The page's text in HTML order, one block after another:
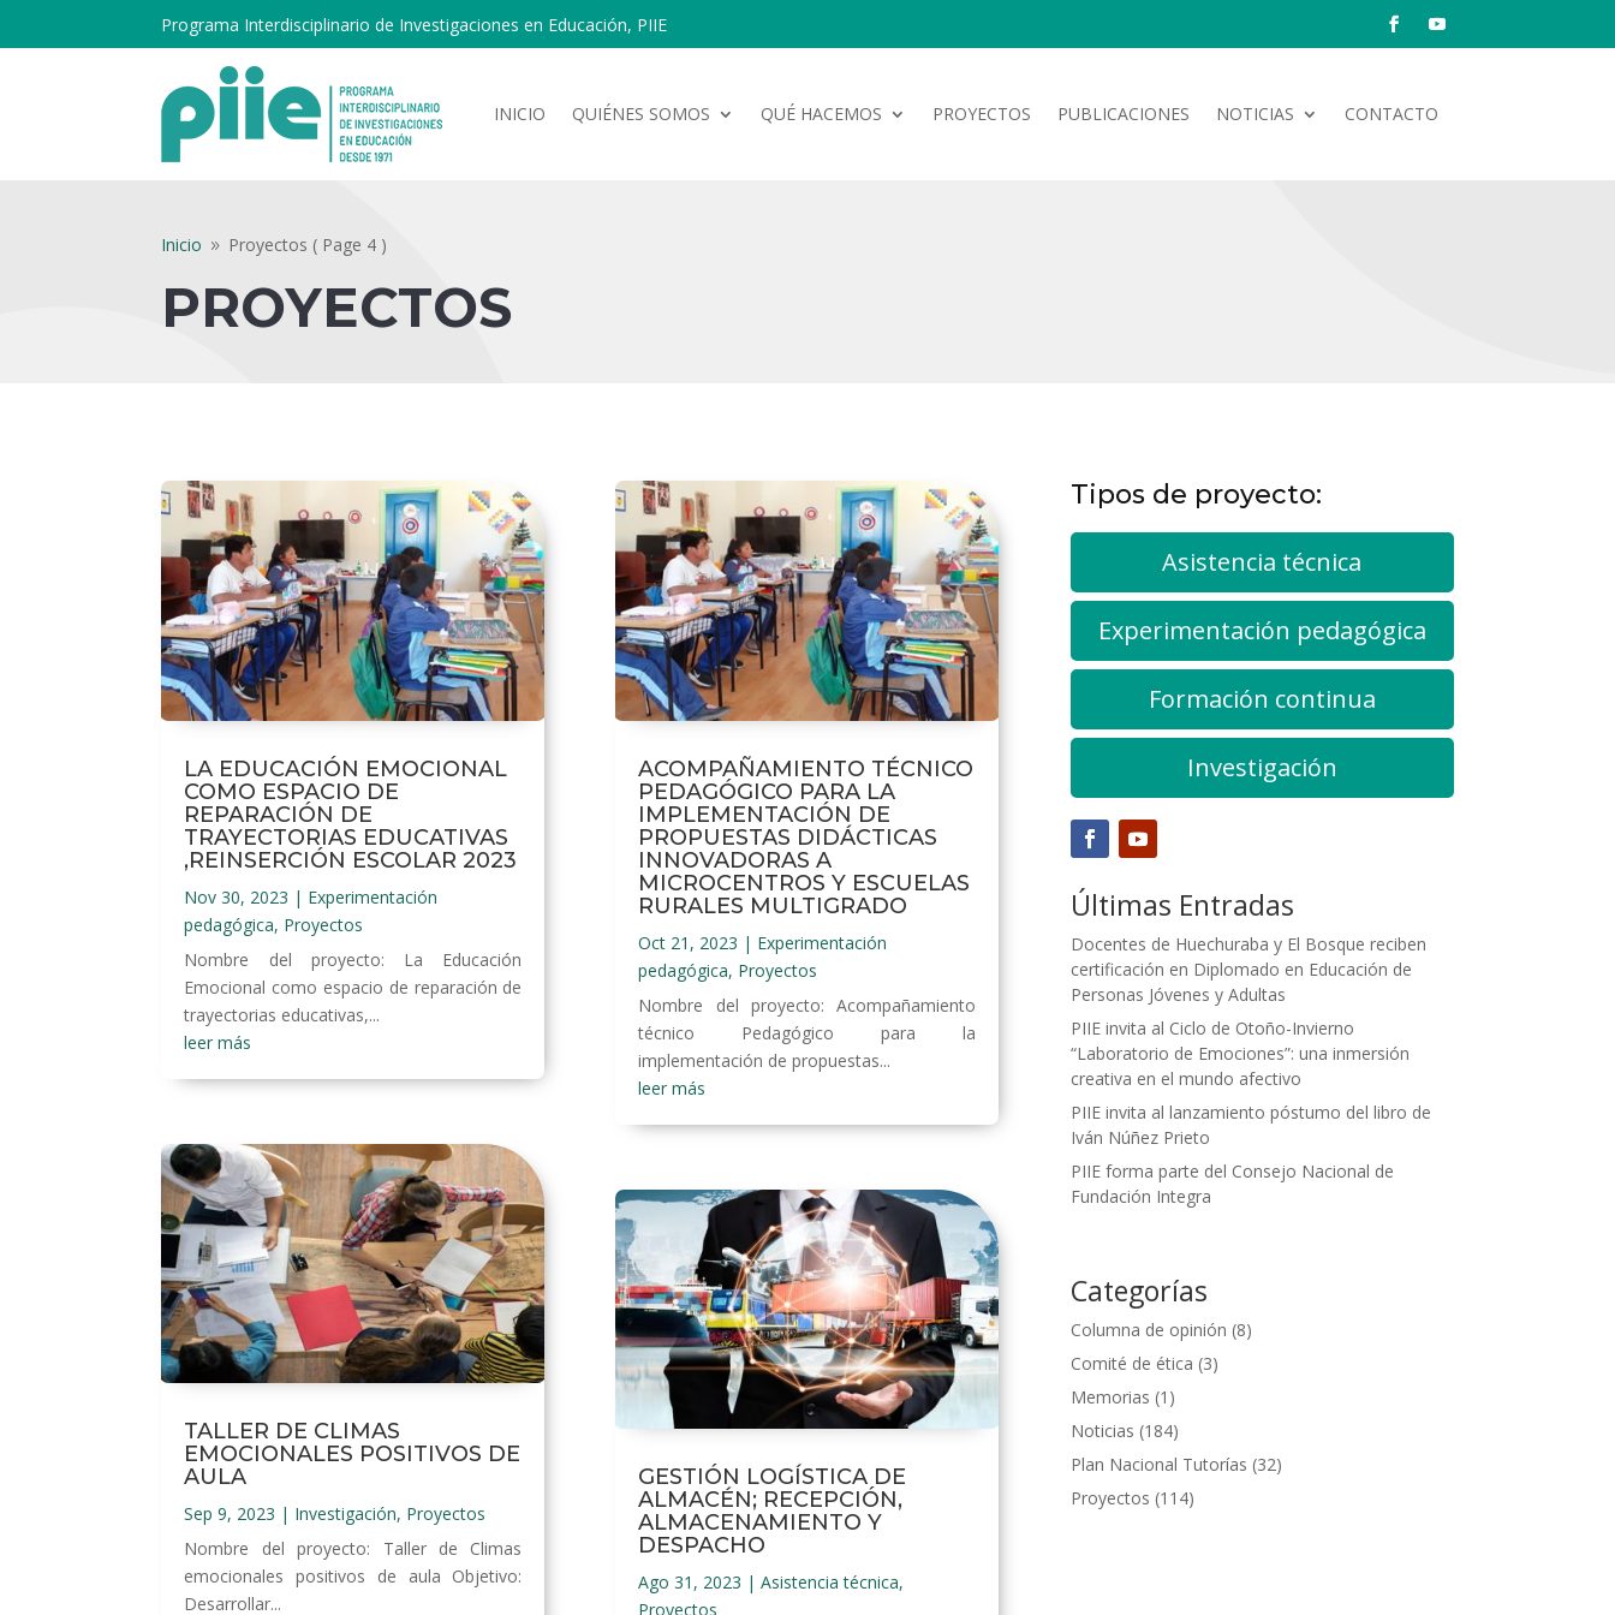
Programa Interdisciplinario de Investigaciones en Educación, PIIE
INICIO QUIÉNES SOMOS QUÉ HACEMOS PROYECTOS PUBLICACIONES NOTICIAS CONTACTO
Inicio 9 Proyectos ( Page 4 )
PROYECTOS
LA EDUCACIÓN EMOCIONAL
COMO ESPACIO DE
REPARACIÓN DE
TRAYECTORIAS EDUCATIVAS
,REINSERCIÓN ESCOLAR 2023
Nov 30, 2023 | Experimentación
pedagógica, Proyectos
Nombre del proyecto: La Educación
Emocional como espacio de reparación de
trayectorias educativas,...
leer más
TALLER DE CLIMAS
EMOCIONALES POSITIVOS DE
AULA
Sep 9, 2023 | Investigación, Proyectos
Nombre del proyecto: Taller de Climas
emocionales positivos de aula Objetivo:
Desarrollar...
ACOMPAÑAMIENTO TÉCNICO
PEDAGÓGICO PARA LA
IMPLEMENTACIÓN DE
PROPUESTAS DIDÁCTICAS
INNOVADORAS A
MICROCENTROS Y ESCUELAS
RURALES MULTIGRADO
Oct 21, 2023 | Experimentación
pedagógica, Proyectos
Nombre del proyecto: Acompañamiento
técnico Pedagógico para la
implementación de propuestas...
leer más
GESTIÓN LOGÍSTICA DE
ALMACÉN; RECEPCIÓN,
ALMACENAMIENTO Y
DESPACHO
Ago 31, 2023 |Asistencia técnica,
Proyectos
Tipos de proyecto:
Asistencia técnica
Experimentación pedagógica
Formación continua
Investigación
Últimas Entradas
Docentes de Huechuraba y El Bosque reciben
certificación en Diplomado en Educación de
Personas Jóvenes y Adultas
PIIE invita al Ciclo de Otoño-Invierno
“Laboratorio de Emociones”: una inmersión
creativa en el mundo afectivo
PIIE invita al lanzamiento póstumo del libro de
Iván Núñez Prieto
PIIE forma parte del Consejo Nacional de
Fundación Integra
Categorías
Columna de opinión (8)
Comité de ética (3)
Memorias (1)
Noticias (184)
Plan Nacional Tutorías (32)
Proyectos (114)